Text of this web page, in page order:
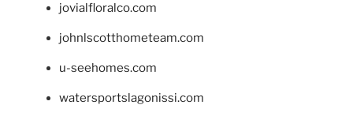
jovialfloralco.com
johnlscotthometeam.com
u-seehomes.com
watersportslagonissi.com